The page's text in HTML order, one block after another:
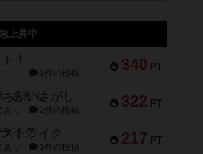
上昇中
340 PT
！
1件の投稿
322 PT
がいさがし
あり 2件の投稿
217 PT
トライク
あり 1件の投稿